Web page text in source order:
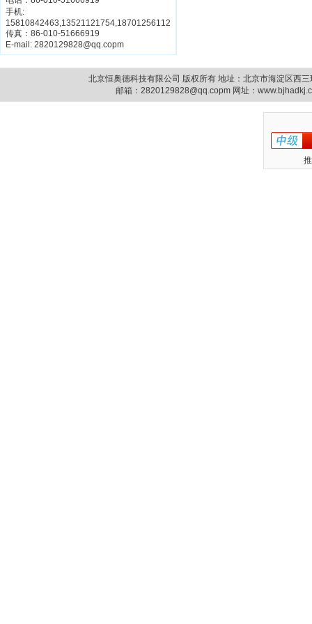
手机:
15810842463,13521121754,18701256112
传真：86-010-51666919
E-mail: 2820129828@qq.copm
北京恒奥德科技有限公司 版权所有 地址：北京市海淀区西
邮箱：2820129828@qq.copm 网址：